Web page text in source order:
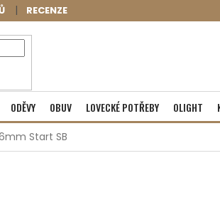
RECENZE
NÁKUPNÍ
KOŠÍK
Prázdný košík
ODĚVY OBUV LOVECKÉ POTŘEBY OLIGHT
Start SB